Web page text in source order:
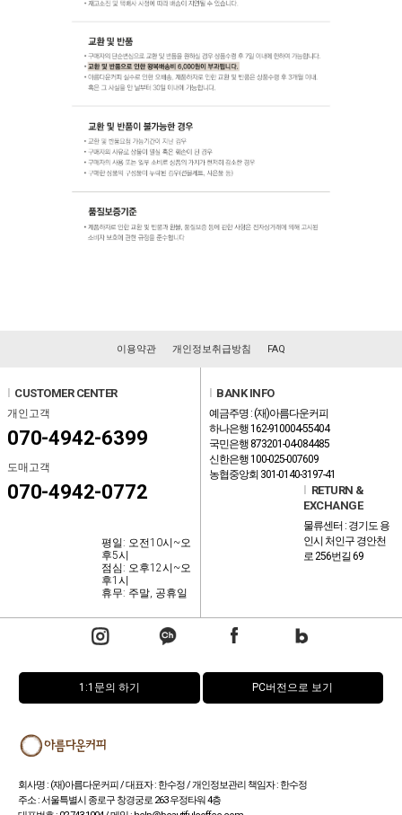
이용약관 개인정보취급방침 FAQ
CUSTOMER CENTER
개인고객
070-4942-6399
도매고객
070-4942-0772
평일: 오전10시~오
후5시
점심: 오후12시~오
후1시
휴무: 주말, 공휴일
BANK INFO
예금주명 : (재)아름다운커피
하나은행 162-910004-55404
국민은행 873201-04-084485
신한은행 100-025-007609
농협중앙회 301-0140-3197-41
RETURN &
EXCHANGE
물류센터 : 경기도 용
인시 처인구 경안천
로 256번길 69
1:1문의 하기 PC버전으로 보기
회사명 : (재)아름다운커피 / 대표자 : 한수정 / 개인정보관리 책임자 : 한수정
주소 : 서울특별시 종로구 창경궁로 263 우정타워 4층